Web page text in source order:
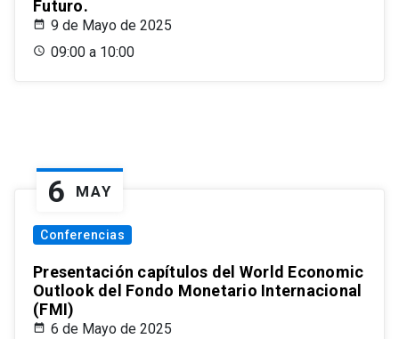
Futuro.
9 de Mayo de 2025
09:00 a 10:00
6 MAY
Conferencias
Presentación capítulos del World Economic
Outlook del Fondo Monetario Internacional
(FMI)
6 de Mayo de 2025